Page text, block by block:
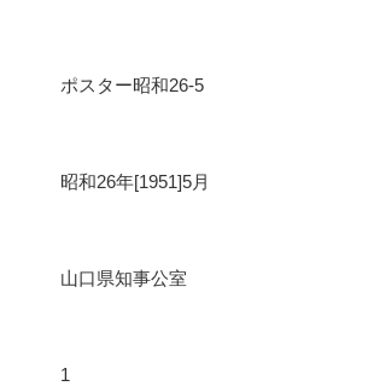
ポスター昭和26-5
昭和26年[1951]5月
山口県知事公室
1